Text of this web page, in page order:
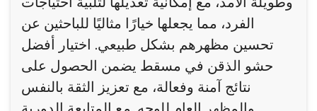
الفرد، مما يجعلها خيارًا مثاليًا للباحثين عن
تحسين مظهرهم بشكل طبيعي. اختيار أفضل
حشو الذقن في مسقط يضمن الحصول على
نتائج آمنة وفعالة، مع تعزيز الثقة بالنفس